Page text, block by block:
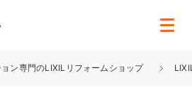
ン専門のLIXILリフォームショップ